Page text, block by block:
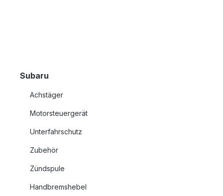
Subaru
Achstäger
Motorsteuergerät
Unterfahrschutz
Zubehör
Zündspule
Handbremshebel